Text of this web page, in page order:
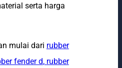
serta harga
mulai dari rubber
fender d, rubber